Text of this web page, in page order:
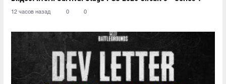
12 часов назад 0 0